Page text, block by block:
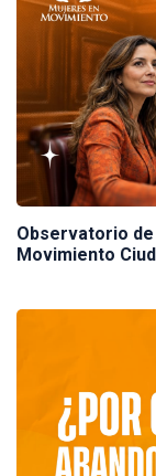
Observatorio
Movimiento